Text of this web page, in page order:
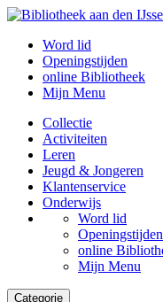
Word lid
Openingstijden
online Bibliotheek
Mijn Menu
Collectie
Activiteiten
Leren
Jeugd & Jongeren
Klantenservice
Onderwijs
Word lid
Openingstijden
online
Mijn Menu
Categorie